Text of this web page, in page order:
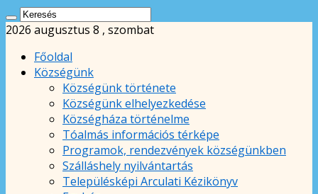
2026 augusztus 8 , szombat
Főoldal
Községünk
Községünk története
Községünk elhelyezkedése
Községháza történelme
Tóalmás információs térképe
Programok, rendezvények községünkben
Szálláshely nyilvántartás
Településképi Arculati Kézikönyv